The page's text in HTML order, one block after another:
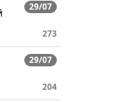
29/07
273
29/07
204